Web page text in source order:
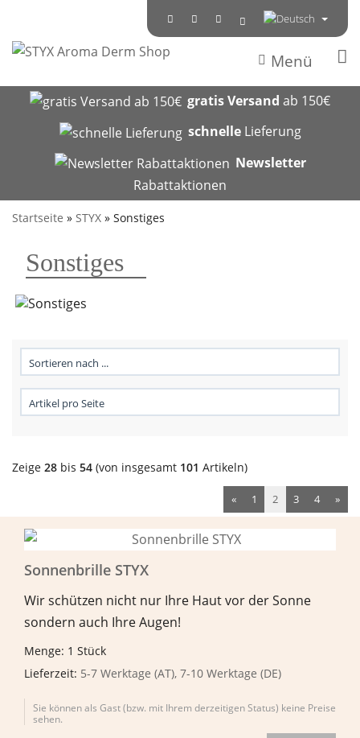
Menü
gratis Versand ab 150€
schnelleLieferung
Newsletter
Rabattaktionen
Startseite » STYX » Sonstiges
Sonstiges
Zeige 28 bis 54 (von insgesamt 101 Artikeln)
« 1 2 3 4 »
Sonnenbrille STYX
Wir schützen nicht nur Ihre Haut vor der Sonne
sondern auch Ihre Augen!
Menge: 1 Stück
Lieferzeit: 5-7 Werktage (AT), 7-10 Werktage (DE)
Sie können als Gast (bzw. mit Ihrem derzeitigen Status) keine Preise
sehen.